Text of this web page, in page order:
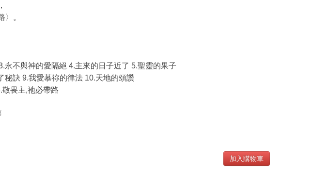
〉。
永不與神的愛隔絕 4.主來的日子近了 5.聖靈的果子
秘訣 9.我愛慕祢的律法 10.天地的頌讚
畏主,祂必帶路
加入購物車